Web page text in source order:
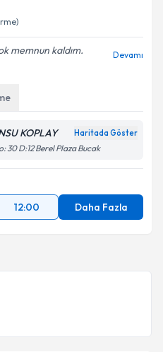
memnun kaldım.
Devamı
KOPLAY Haritada Göster
30 D:12 Berel Plaza Bucak
12:00 Daha Fazla